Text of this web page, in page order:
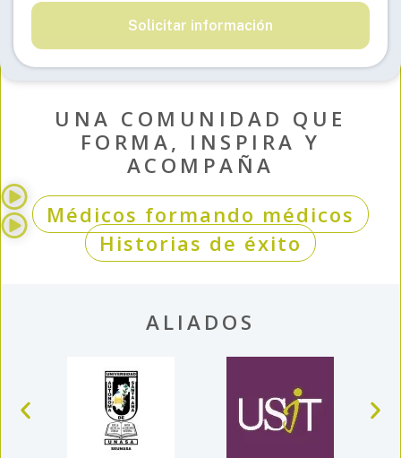
Solicitar información
UNA COMUNIDAD QUE
FORMA, INSPIRA Y
ACOMPAÑA
Médicos formando médicos
Historias de éxito
ALIADOS